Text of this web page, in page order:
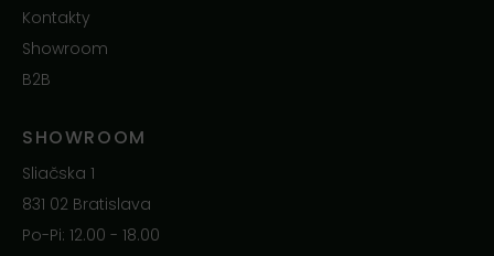
Kontakty
Showroom
B2B
SHOWROOM
Sliačska 1
831 02 Bratislava
Po-Pi: 12.00 - 18.00